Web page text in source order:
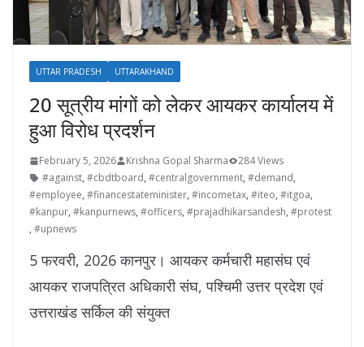
UTTAR PRADESH UTTARAKHAND
20 सूत्रीय मांगों को लेकर आयकर कार्यालय में
हुआ विरोध प्रदर्शन
February 5, 2026 Krishna Gopal Sharma
284 Views
#against, #cbdtboard, #centralgovernment, #demand,
#employee, #financestateminister, #incometax, #iteo, #itgoa,
#kanpur, #kanpurnews, #officers, #prajadhikarsandesh, #protest
, #upnews
5 फरवरी, 2026 कानपुर। आयकर कर्मचारी महासंघ एवं
आयकर राजपत्रित अधिकारी संघ, पश्चिमी उत्तर प्रदेश एवं
उत्तराखंड सर्किल की संयुक्त